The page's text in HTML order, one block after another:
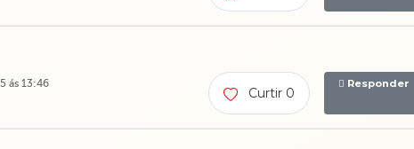
ás 13:46
Curtir 0
Responder